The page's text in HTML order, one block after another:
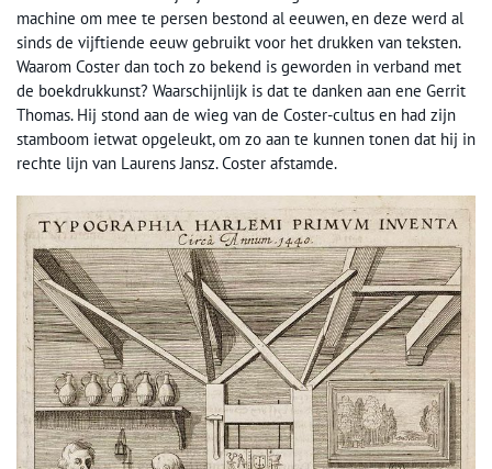
machine om mee te persen bestond al eeuwen, en deze werd al
sinds de vijftiende eeuw gebruikt voor het drukken van teksten.
Waarom Coster dan toch zo bekend is geworden in verband met
de boekdrukkunst? Waarschijnlijk is dat te danken aan ene Gerrit
Thomas. Hij stond aan de wieg van de Coster-cultus en had zijn
stamboom ietwat opgeleukt, om zo aan te kunnen tonen dat hij in
rechte lijn van Laurens Jansz. Coster afstamde.